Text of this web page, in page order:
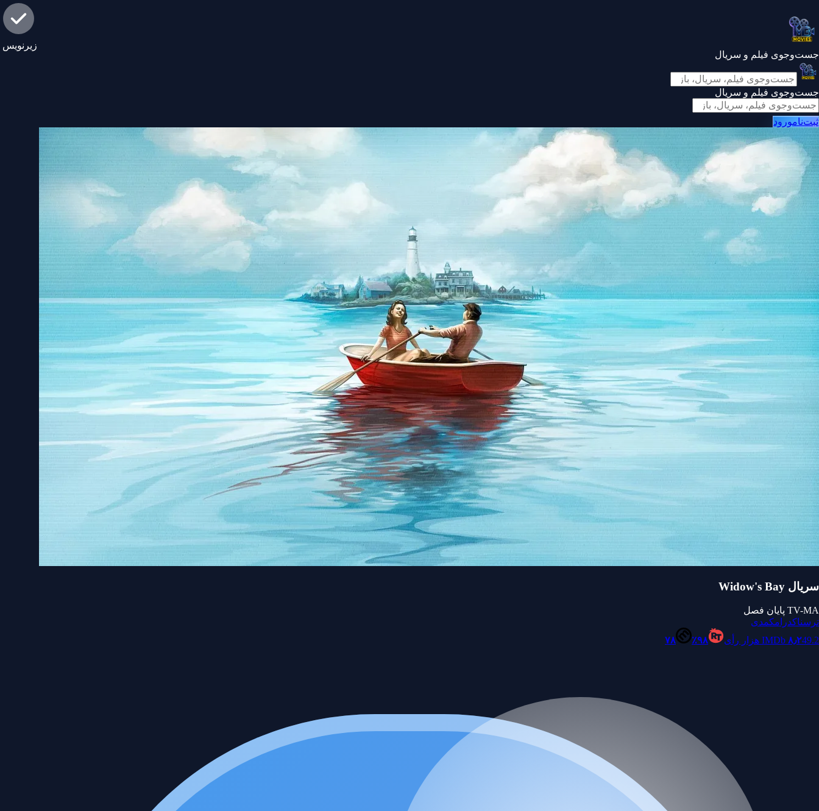
جست‌وجوی فیلم و سریال
جست‌وجوی فیلم و سریال
ثبت‌نامورود
سریال Widow's Bay
TV-MA پایان فصل
ترسناکدرامکمدی
IMDb ۸٫۲49.2 هزار رأی ۹۸٪ ۷۸
زیرنویس